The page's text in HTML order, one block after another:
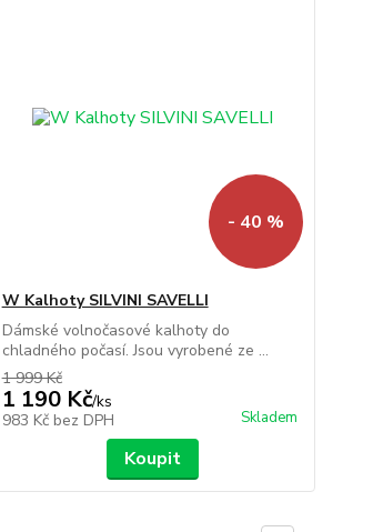
- 40 %
W Kalhoty SILVINI SAVELLI
Dámské volnočasové kalhoty do
chladného počasí. Jsou vyrobené ze ...
1 999 Kč
1 190 Kč/ks
983 Kč bez DPH Skladem
Koupit